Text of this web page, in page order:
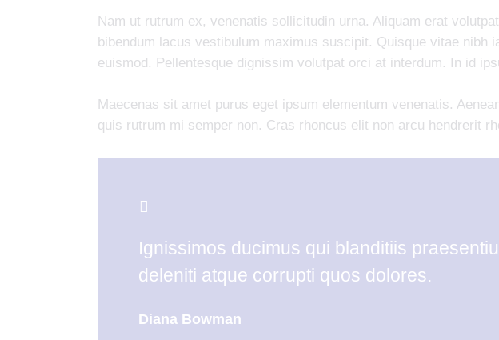
Nam ut rutrum ex, venenatis sollicitudin urna. Aliquam erat
bibendum lacus vestibulum maximus suscipit. Quisque vitae nibh
euismod. Pellentesque dignissim volutpat orci at interdum. In id
Maecenas sit amet purus eget ipsum elementum venenatis.
quis rutrum mi semper non. Cras rhoncus elit non arcu hendrerit
Ignissimos ducimus qui blanditiis
deleniti atque corrupti quos dolores.
Diana Bowman